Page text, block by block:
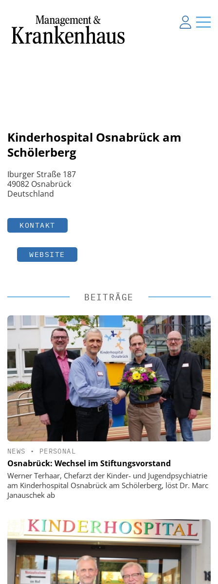
Kinderhospital Osnabrück am
Schölerberg
Iburger Straße 187
49082 Osnabrück
Deutschland
KONTAKT
WEBSITE
BEITRÄGE
NEWS • PERSONAL
Osnabrück: Wechsel im Stiftungsvorstand
Werner Terhaar, Chefarzt der Kinder- und Jugendpsychiatrie
am Kinderhospital Osnabrück am Schölerberg, löst Dr. Marc
Janauschek ab